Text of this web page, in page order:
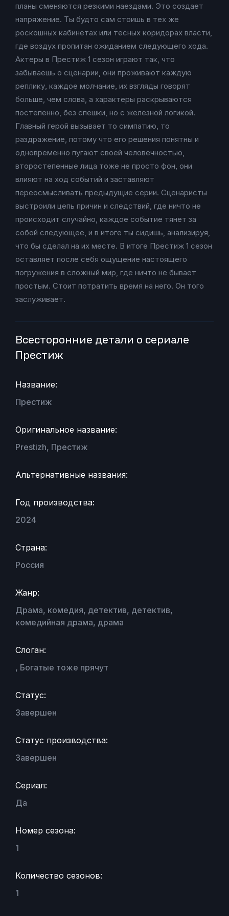
планы сменяются резкими наездами. Это создает
напряжение. Ты будто сам стоишь в тех же
роскошных кабинетах или тесных коридорах власти,
где воздух пропитан ожиданием следующего хода.
Актеры в Престиж 1 сезон играют так, что
забываешь о сценарии, они проживают каждую
реплику, каждое молчание, их взгляды говорят
больше, чем слова, а характеры раскрываются
постепенно, без спешки, но с железной логикой.
Главный герой вызывает то симпатию, то
раздражение, потому что его решения понятны и
одновременно пугают своей человечностью,
второстепенные лица тоже не просто фон, они
влияют на ход событий и заставляют
переосмысливать предыдущие серии. Сценаристы
выстроили цепь причин и следствий, где ничто не
происходит случайно, каждое событие тянет за
собой следующее, и в итоге ты сидишь, анализируя,
что бы сделал на их месте. В итоге Престиж 1 сезон
оставляет после себя ощущение настоящего
погружения в сложный мир, где ничто не бывает
простым. Стоит потратить время на него. Он того
заслуживает.
Всесторонние детали о сериале
Престиж
Название:
Престиж
Оригинальное название:
Prestizh, Престиж
Альтернативные названия:
Год производства:
2024
Страна:
Россия
Жанр:
Драма, комедия, детектив, детектив,
комедийная драма, драма
Слоган:
, Богатые тоже прячут
Статус:
Завершен
Статус производства:
Завершен
Сериал:
Да
Номер сезона:
1
Количество сезонов:
1